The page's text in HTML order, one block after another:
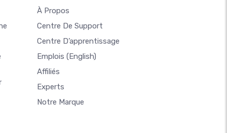
À Propos
Centre De Support
Centre D’apprentissage
Emplois (English)
Affiliés
Experts
Notre Marque